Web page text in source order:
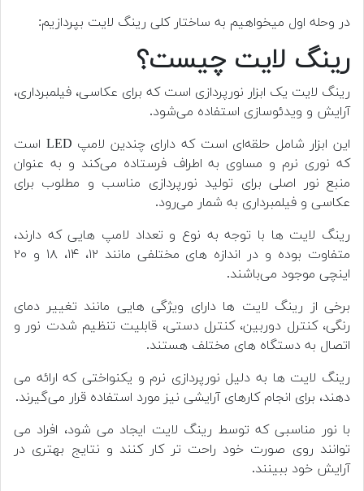
در وحله اول میخواهیم به ساختار کلی رینگ لایت بپردازیم:
رینگ لایت چیست؟
رینگ لایت یک ابزار نورپردازی است که برای عکاسی، فیلمبرداری،
آرایش و ویدئوسازی استفاده می‌شود.
این ابزار شامل حلقه‌ای است که دارای چندین لامپ LED است
که نوری نرم و مساوی به اطراف فرستاده می‌کند و به عنوان
منبع نور اصلی برای تولید نورپردازی مناسب و مطلوب برای
عکاسی و فیلمبرداری به شمار می‌رود.
رینگ لایت ها با توجه به نوع و تعداد لامپ هایی که دارند،
متفاوت بوده و در اندازه های مختلفی مانند ۱۲، ۱۴، ۱۸ و ۲۰
اینچی موجود می‌باشند.
برخی از رینگ لایت ها دارای ویژگی هایی مانند تغییر دمای
رنگی، کنترل دوربین، کنترل دستی، قابلیت تنظیم شدت نور و
اتصال به دستگاه های مختلف هستند.
رینگ لایت ها به دلیل نورپردازی نرم و یکنواختی که ارائه می
دهند، برای انجام کارهای آرایشی نیز مورد استفاده قرار می‌گیرند.
با نور مناسبی که توسط رینگ لایت ایجاد می شود، افراد می
توانند روی صورت خود راحت تر کار کنند و نتایج بهتری در
آرایش خود ببینند.